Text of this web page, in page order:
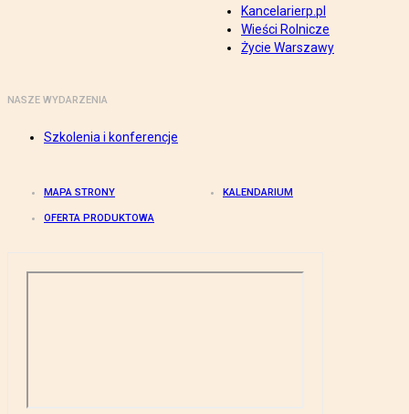
Kancelarierp.pl
Wieści Rolnicze
Życie Warszawy
NASZE WYDARZENIA
Szkolenia i konferencje
MAPA STRONY KALENDARIUM
OFERTA PRODUKTOWA